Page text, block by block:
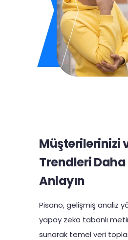
Müşterilerinizi
Trendleri Daha
Anlayın
Pisano, gelişmiş analiz
yapay zeka tabanlı
sunarak temel veri